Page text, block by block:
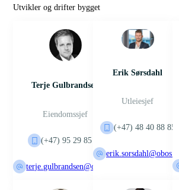
Utvikler og drifter bygget
Terje Gulbrandsen
Eiendomssjef
(+47) 95 29 85 06
terje.gulbrandsen@obos.no
Erik Sørsdahl
Utleiesjef
(+47) 48 40 88 85
erik.sorsdahl@obos.no